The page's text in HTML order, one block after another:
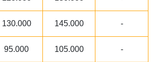
130.000 145.000 -
95.000 105.000 -